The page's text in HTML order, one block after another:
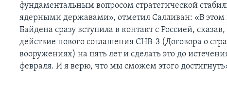
фундаментальным вопросом стратегической
ядерными державами», отметил Салливан: «В этом
Байдена сразу вступила в контакт с Россией,
действие нового соглашения СНВ-3 (Договора о
вооружениях) на пять лет и сделать это до
февраля. И я верю, что мы сможем этого